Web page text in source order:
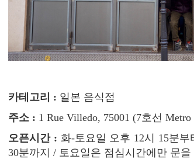
카테고리 : 일본 음식점
주소 : 1 Rue Villedo, 75001 (7호선 Metro
오픈시간 : 화-토요일 오후 12시 15분
30분까지 / 토요일은 점심시간에만 문을